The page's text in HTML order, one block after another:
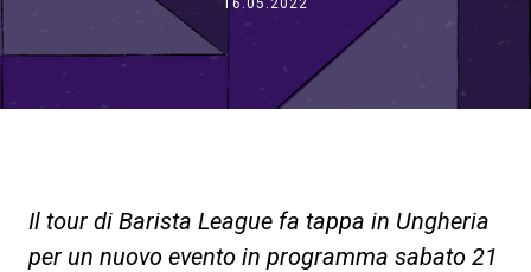
Il tour di Barista League fa tappa in Ungheria
per un nuovo evento in programma sabato 21
I nostri Lab